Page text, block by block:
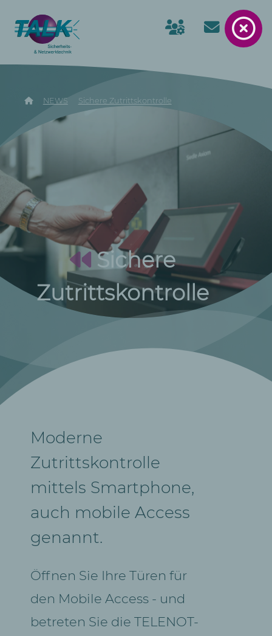
NEWS Sichere Zutrittskontrolle
Sichere
Zutrittskontrolle
Moderne
Zutrittskontrolle
mittels Smartphone,
auch mobile Access
genannt.
Öffnen Sie Ihre Türen für
den Mobile Access - und
betreten Sie die TELENOT-